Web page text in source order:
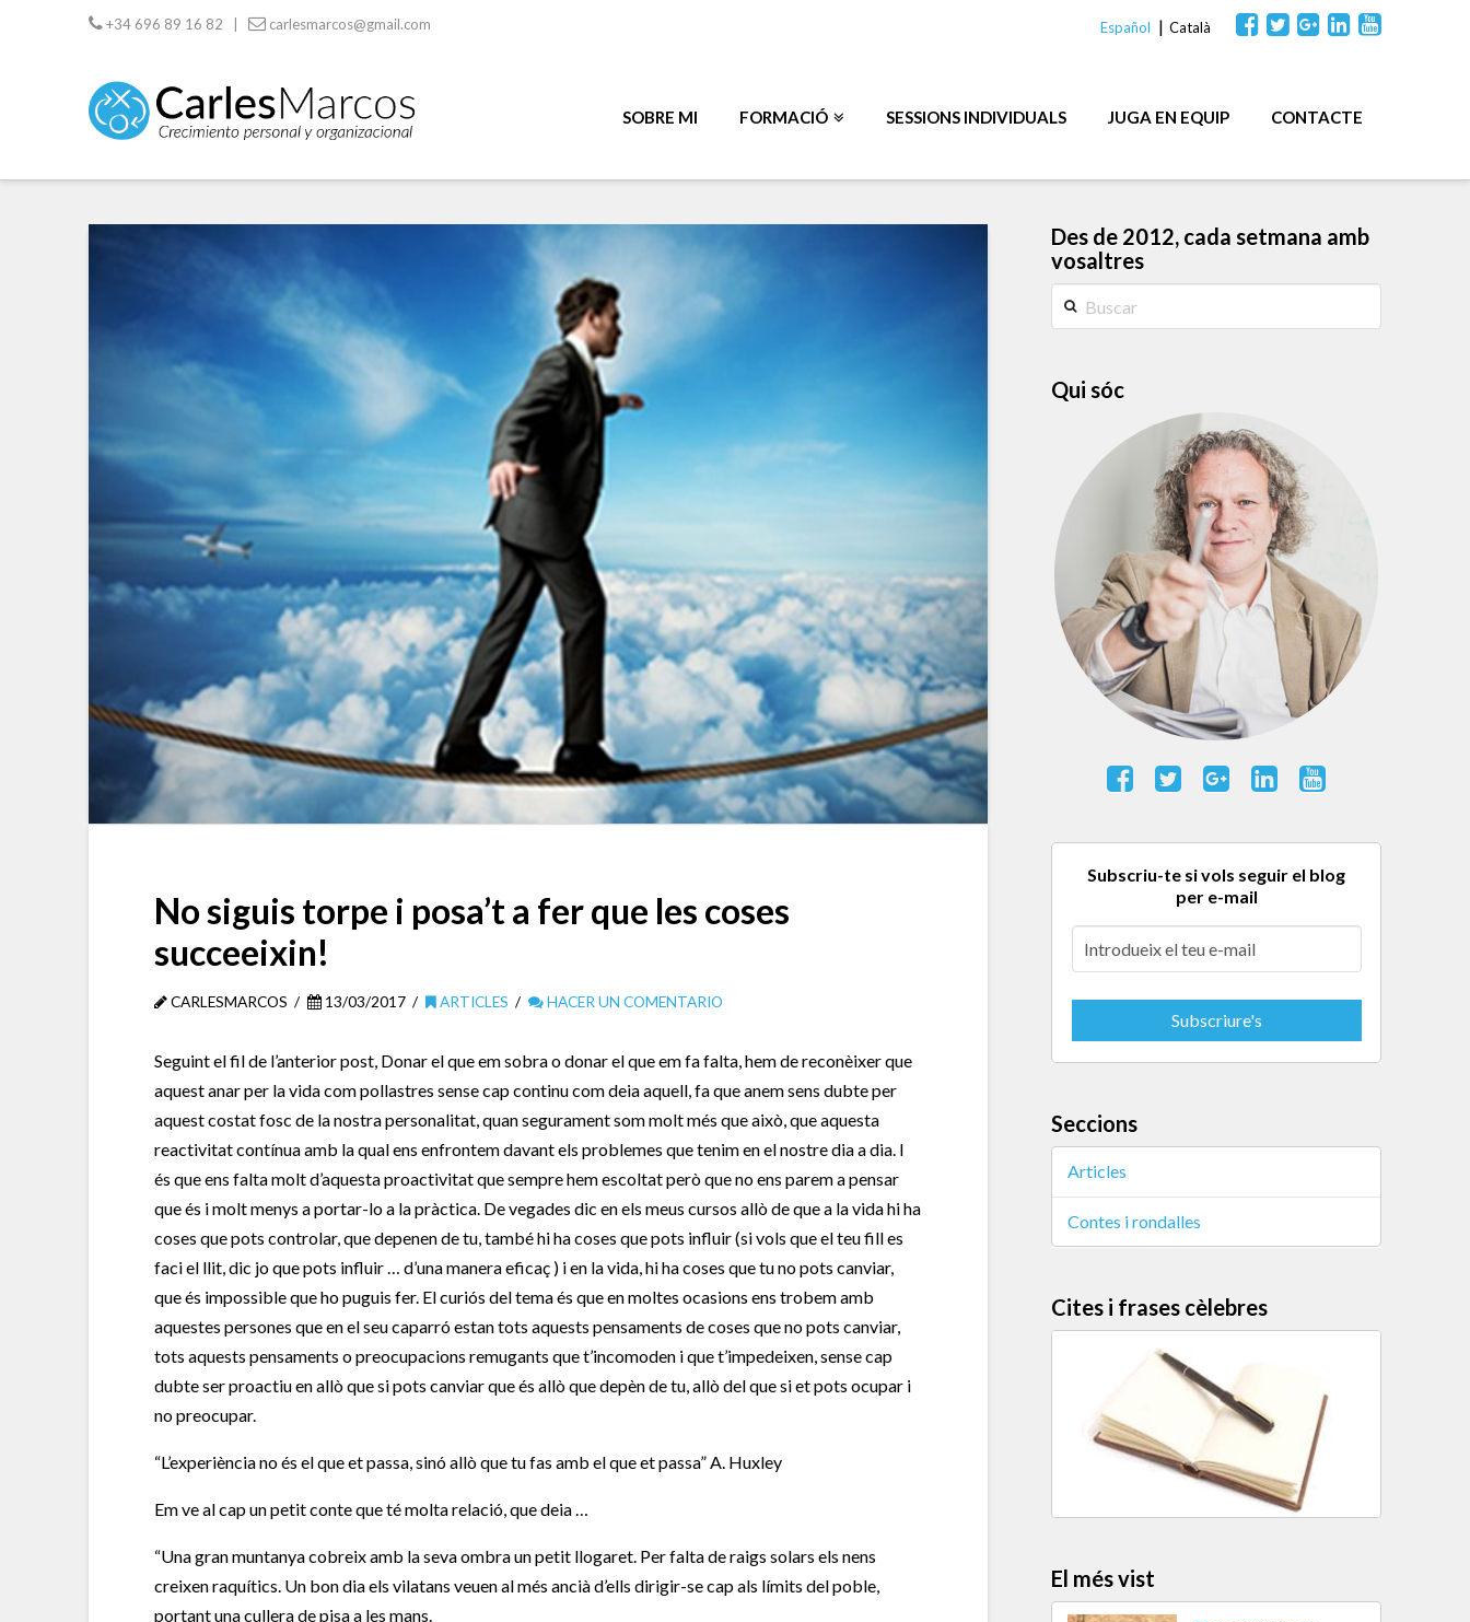
+34 696 89 16 82 | carlesmarcos@gmail.com Español Català
SOBRE MI FORMACIÓ SESSIONS INDIVIDUALS JUGA EN EQUIP CONTACTE
No siguis torpe i posa’t a fer que les coses
succeeixin!
CARLESMARCOS 13/03/2017 ARTICLES HACER UN COMENTARIO
Seguint el fil de l’anterior post, Donar el que em sobra o donar el que em fa falta, hem de reconèixer que
aquest anar per la vida com pollastres sense cap continu com deia aquell, fa que anem sens dubte per
aquest costat fosc de la nostra personalitat, quan segurament som molt més que això, que aquesta
reactivitat contínua amb la qual ens enfrontem davant els problemes que tenim en el nostre dia a dia. I
és que ens falta molt d’aquesta proactivitat que sempre hem escoltat però que no ens parem a pensar
que és i molt menys a portar-lo a la pràctica. De vegades dic en els meus cursos allò de que a la vida hi ha
coses que pots controlar, que depenen de tu, també hi ha coses que pots influir (si vols que el teu fill es
faci el llit, dic jo que pots influir … d’una manera eficaç ) i en la vida, hi ha coses que tu no pots canviar,
que és impossible que ho puguis fer. El curiós del tema és que en moltes ocasions ens trobem amb
aquestes persones que en el seu caparró estan tots aquests pensaments de coses que no pots canviar,
tots aquests pensaments o preocupacions remugants que t’incomoden i que t’impedeixen, sense cap
dubte ser proactiu en allò que si pots canviar que és allò que depèn de tu, allò del que si et pots ocupar i
no preocupar.
“L’experiència no és el que et passa, sinó allò que tu fas amb el que et passa” A. Huxley
Em ve al cap un petit conte que té molta relació, que deia …
“Una gran muntanya cobreix amb la seva ombra un petit llogaret. Per falta de raigs solars els nens
creixen raquítics. Un bon dia els vilatans veuen al més ancià d’ells dirigir-se cap als límits del poble,
portant una cullera de pisa a les mans.
Des de 2012, cada setmana amb
vosaltres
Buscar
Qui sóc
Subscriu-te si vols seguir el blog
per e-mail
Seccions
Articles
Contes i rondalles
Cites i frases cèlebres
El més vist